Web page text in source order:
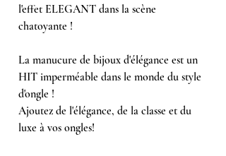
l'effet ELEGANT dans la scène
chatoyante !
La manucure de bijoux d'élégance est un
HIT imperméable dans le monde du style
d'ongle !
Ajoutez de l'élégance, de la classe et du
luxe à vos ongles!